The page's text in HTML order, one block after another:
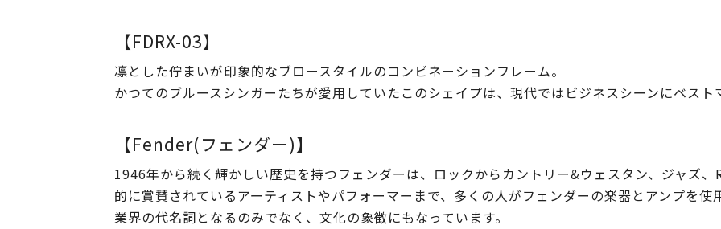
【FDRX-03】
凛とした佇まいが印象的なブロースタイルのコンビネーションフレーム。
かつてのブルースシンガーたちが愛用していたこのシェイプは、現代ではビジネスシーンにベスト
【Fender(フェンダー)】
1946年から続く輝かしい歴史を持つフェンダーは、ロックからカントリー&ウェスタン、ジャズ
的に賞賛されているアーティストやパフォーマーまで、多くの人がフェンダーの楽器とアンプを
業界の代名詞となるのみでなく、文化の象徴にもなっています。